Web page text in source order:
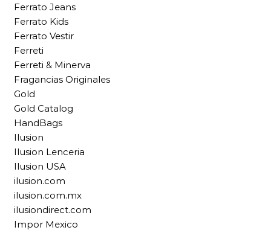
Ferrato Jeans
Ferrato Kids
Ferrato Vestir
Ferreti
Ferreti & Minerva
Fragancias Originales
Gold
Gold Catalog
HandBags
Ilusion
Ilusion Lenceria
Ilusion USA
ilusion.com
ilusion.com.mx
ilusiondirect.com
Impor Mexico